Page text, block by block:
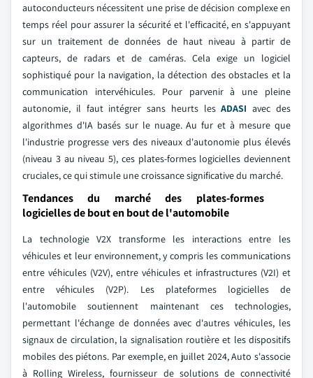
autoconducteurs nécessitent une prise de décision complexe en
temps réel pour assurer la sécurité et l'efficacité, en s'appuyant
sur un traitement de données de haut niveau à partir de
capteurs, de radars et de caméras. Cela exige un logiciel
sophistiqué pour la navigation, la détection des obstacles et la
communication intervéhicules. Pour parvenir à une pleine
autonomie, il faut intégrer sans heurts lesADASI avec des
algorithmes d'IA basés sur le nuage. Au fur et à mesure que
l'industrie progresse vers des niveaux d'autonomie plus élevés
(niveau 3 au niveau 5), ces plates-formes logicielles deviennent
cruciales, ce qui stimule une croissance significative du marché.
Tendances du marché des plates-formes
logicielles de bout en bout de l'automobile
La technologie V2X transforme les interactions entre les
véhicules et leur environnement, y compris les communications
entre véhicules (V2V), entre véhicules et infrastructures (V2I) et
entre véhicules (V2P). Les plateformes logicielles de
l'automobile soutiennent maintenant ces technologies,
permettant l'échange de données avec d'autres véhicules, les
signaux de circulation, la signalisation routière et les dispositifs
mobiles des piétons. Par exemple, en juillet 2024, Auto s'associe
à Rolling Wireless, fournisseur de solutions de connectivité